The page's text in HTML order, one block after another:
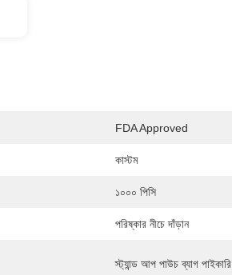
FDA Approved
কাস্টম
১০০০ পিসি
পরিষ্কার নীচে দাঁড়ান
স্ট্যান্ড আপ পাউচ ব্যাগ পাইকারি